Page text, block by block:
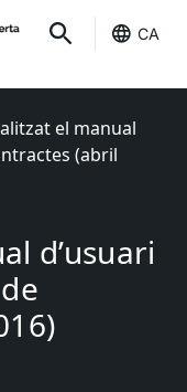
CA
el manual
(abril
d’usuari